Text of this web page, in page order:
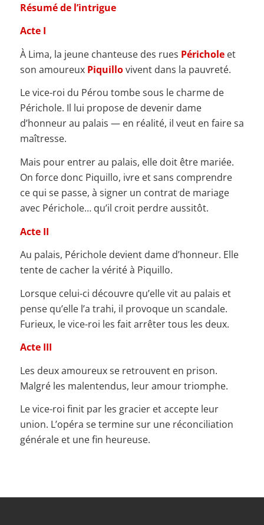
Résumé de l’intrigue
Acte I
À Lima, la jeune chanteuse des rues Péricholeet
son amoureux Piquillovivent dans la pauvreté.
Le vice-roi du Pérou tombe sous le charme de
Périchole. Il lui propose de devenir dame
d’honneur au palais — en réalité, il veut en faire sa
maîtresse.
Mais pour entrer au palais, elle doit être mariée.
On force donc Piquillo, ivre et sans comprendre
ce qui se passe, à signer un contrat de mariage
avec Périchole… qu’il croit perdre aussitôt.
Acte II
Au palais, Périchole devient dame d’honneur. Elle
tente de cacher la vérité à Piquillo.
Lorsque celui-ci découvre qu’elle vit au palais et
pense qu’elle l’a trahi, il provoque un scandale.
Furieux, le vice-roi les fait arrêter tous les deux.
Acte III
Les deux amoureux se retrouvent en prison.
Malgré les malentendus, leur amour triomphe.
Le vice-roi finit par les gracier et accepte leur
union. L’opéra se termine sur une réconciliation
générale et une fin heureuse.